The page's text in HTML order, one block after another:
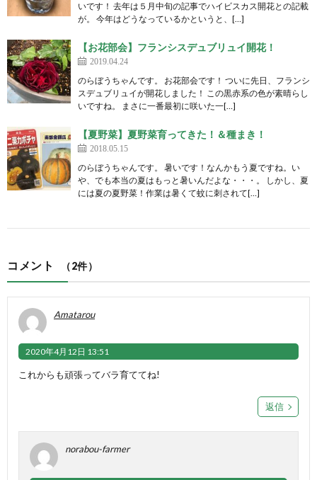
いです！ 去年は５月中旬の記事でハイビスカス開花との記載
が。 今年はどうなっているかというと、[…]
【お花部会】フランシスデュブリュイ開花！
2019.04.24
のらぼうちゃんです。 お花部会です！ ついに先日、フランシ
スデュブリュイが開花しました！ この黒赤系の色が素晴らし
いですね。 まさに一番最初に咲いた一[…]
【夏野菜】夏野菜育ってきた！＆種まき！
2018.05.15
のらぼうちゃんです。 暑いです！なんかもう夏ですね。い
や、でも本当の夏はもっと暑いんだよな・・・。 しかし、夏
には夏の夏野菜！作業は暑くて蚊に刺されて[…]
コメント （2件）
Amatarou
2020年4月12日 13:51
これからも頑張ってバラ育ててね!
返信
norabou-farmer